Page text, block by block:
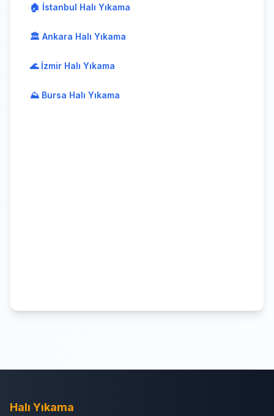
🏠 İstanbul Halı Yıkama
🏛️ Ankara Halı Yıkama
🌊 İzmir Halı Yıkama
⛰️ Bursa Halı Yıkama
Halı Yıkama